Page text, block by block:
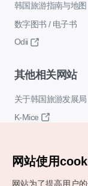
韩国旅游指南与地图
数字图书 / 电子书
Odii
其他相关网站
关于韩国旅游发展局
K-Mice
网站使用
网站为了提高用户